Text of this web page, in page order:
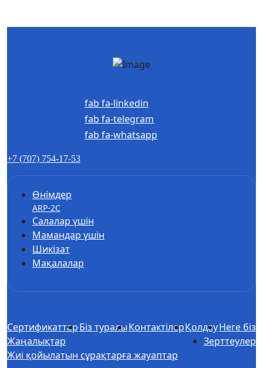
fab fa-linkedin
fab fa-telegram
fab fa-whatsapp
+7 (707) 754-17-53
Өнімдер
ARP-2C
Салалар үшін
Мамандар үшін
Шикізат
Мақалалар
СертификаттарБіз туралыКонтактілерҚолдауНеге біз
Жаңалықтар
Зерттеулер
Жиі қойылатын сұрақтарға жауаптар